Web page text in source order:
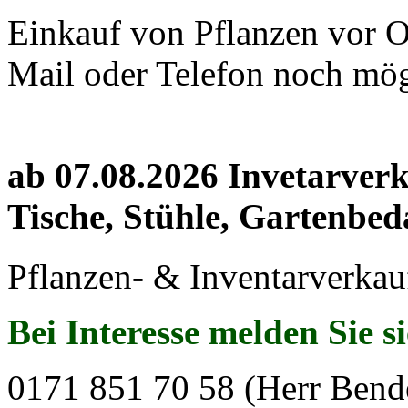
Einkauf von Pflanzen vor
Mail oder Telefon noch
ab 07.08.2026
Tische, Stühle,
Pflanzen- &
Bei Interesse melden Sie
0171 851 70 58 (Herr